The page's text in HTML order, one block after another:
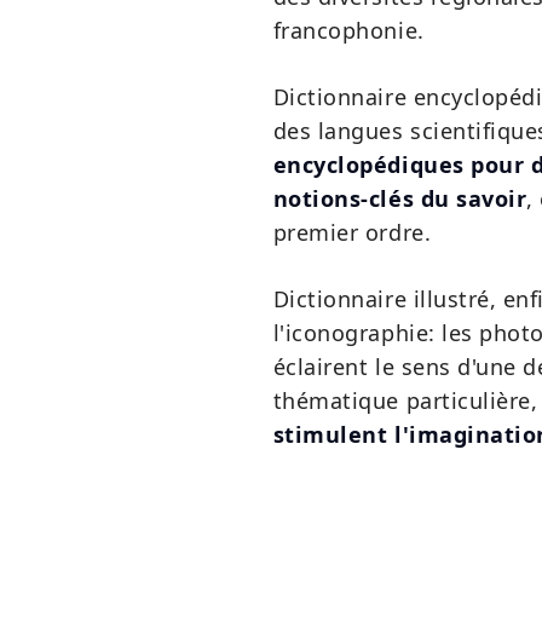
francophonie.
Dictionnaire
des langues
encyclopédiques pour
notions-clés du savoir,
premier ordre.
Dictionnaire illustré,
l'iconographie: les
éclairent le sens d'une
thématique
stimulent